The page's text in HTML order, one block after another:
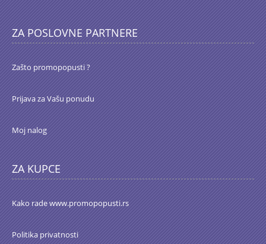
ZA POSLOVNE PARTNERE
Zašto promopopusti ?
Prijava za Vašu ponudu
Moj nalog
ZA KUPCE
Kako rade www.promopopusti.rs
Politika privatnosti